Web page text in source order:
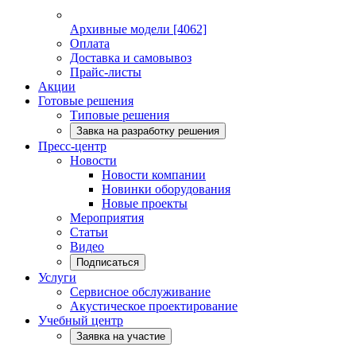
Архивные модели [4062]
Оплата
Доставка и самовывоз
Прайс-листы
Акции
Готовые решения
Типовые решения
Завка на разработку решения
Пресс-центр
Новости
Новости компании
Новинки оборудования
Новые проекты
Мероприятия
Статьи
Видео
Подписаться
Услуги
Сервисное обслуживание
Акустическое проектирование
Учебный центр
Заявка на участие